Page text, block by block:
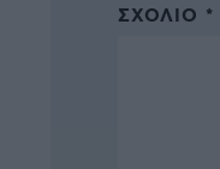
ΣΧΌΛΙΟ *